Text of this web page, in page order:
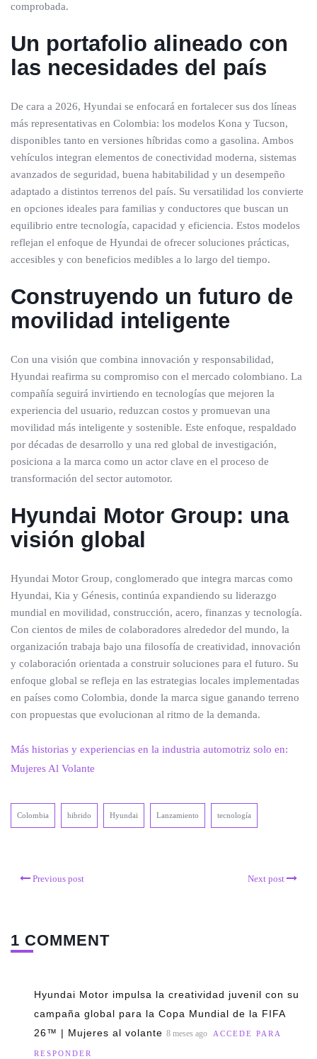
comprobada.
Un portafolio alineado con
las necesidades del país
De cara a 2026, Hyundai se enfocará en fortalecer sus dos líneas
más representativas en Colombia: los modelos Kona y Tucson,
disponibles tanto en versiones híbridas como a gasolina. Ambos
vehículos integran elementos de conectividad moderna, sistemas
avanzados de seguridad, buena habitabilidad y un desempeño
adaptado a distintos terrenos del país. Su versatilidad los convierte
en opciones ideales para familias y conductores que buscan un
equilibrio entre tecnología, capacidad y eficiencia. Estos modelos
reflejan el enfoque de Hyundai de ofrecer soluciones prácticas,
accesibles y con beneficios medibles a lo largo del tiempo.
Construyendo un futuro de
movilidad inteligente
Con una visión que combina innovación y responsabilidad,
Hyundai reafirma su compromiso con el mercado colombiano. La
compañía seguirá invirtiendo en tecnologías que mejoren la
experiencia del usuario, reduzcan costos y promuevan una
movilidad más inteligente y sostenible. Este enfoque, respaldado
por décadas de desarrollo y una red global de investigación,
posiciona a la marca como un actor clave en el proceso de
transformación del sector automotor.
Hyundai Motor Group: una
visión global
Hyundai Motor Group, conglomerado que integra marcas como
Hyundai, Kia y Génesis, continúa expandiendo su liderazgo
mundial en movilidad, construcción, acero, finanzas y tecnología.
Con cientos de miles de colaboradores alrededor del mundo, la
organización trabaja bajo una filosofía de creatividad, innovación
y colaboración orientada a construir soluciones para el futuro. Su
enfoque global se refleja en las estrategias locales implementadas
en países como Colombia, donde la marca sigue ganando terreno
con propuestas que evolucionan al ritmo de la demanda.
Más historias y experiencias en la industria automotriz solo en:
Mujeres Al Volante
Colombia hibrido Hyundai Lanzamiento tecnología
Previous post Next post
1 COMMENT
Hyundai Motor impulsa la creatividad juvenil con su
campaña global para la Copa Mundial de la FIFA
26™ | Mujeres al volante 8 meses ago ACCEDE PARA
RESPONDER